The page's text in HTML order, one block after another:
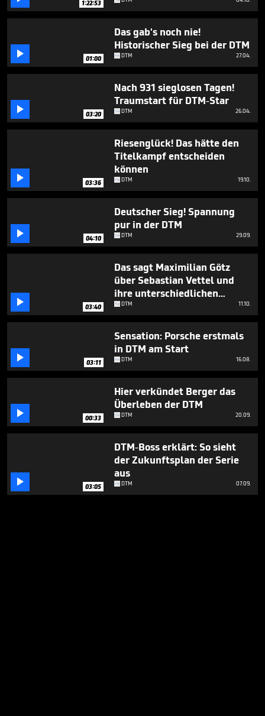
4
1:22:53
 01:00
Das gab's noch nie!
Historischer Sieg bei der DTM
DTM 27.04.
 03:20
Nach 931 sieglosen Tagen!
Traumstart für DTM-Star
DTM 26.04.
 03:36
Riesenglück! Das hätte den
Titelkampf entscheiden
können
DTM 19.10.
 04:10
Deutscher Sieg! Spannung
pur in der DTM
DTM 29.09.
 03:40
Das sagt Maximilian Götz
über Sebastian Vettel und
ihre unterschiedlichen
Karrierewege
DTM 11.10.
 03:11
Sensation: Porsche erstmals
in DTM am Start
DTM 16.08.
 00:33
Hier verkündet Berger das
Überleben der DTM
DTM 20.09.
 03:05
DTM-Boss erklärt: So sieht
der Zukunftsplan der Serie
aus
DTM 07.09.